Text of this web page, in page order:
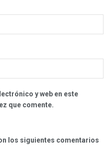
y web en este
que comente.
los siguientes comentarios